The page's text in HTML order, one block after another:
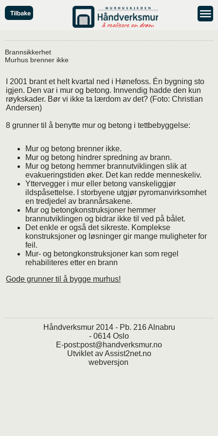
Brannsikkerhet
Murhus brenner ikke
I 2001 brant et helt kvartal ned i Hønefoss. Én bygning sto
igjen. Den var i mur og betong. Innvendig hadde den kun
røykskader. Bør vi ikke ta lærdom av det? (Foto: Christian
Andersen)
8 grunner til å benytte mur og betong i tettbebyggelse:
Mur og betong brenner ikke.
Mur og betong hindrer spredning av brann.
Mur og betong hemmer brannutviklingen slik at
evakueringstiden øker. Det kan redde menneskeliv.
Yttervegger i mur eller betong vanskeliggjør
ildspåsettelse. I storbyene utgjør pyromanvirksomhet
en tredjedel av brannårsakene.
Mur og betongkonstruksjoner hemmer
brannutviklingen og bidrar ikke til ved på bålet.
Det enkle er også det sikreste. Komplekse
konstruksjoner og løsninger gir mange muligheter for
feil.
Mur- og betongkonstruksjoner kan som regel
rehabiliteres etter en brann
Gode grunner til å bygge murhus!
Håndverksmur 2014 - Pb. 216 Alnabru
- 0614 Oslo
E-post:post@handverksmur.no
Utviklet avAssist2net.no
webversjon